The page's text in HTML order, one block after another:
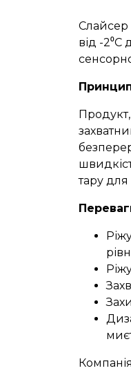
Слайсер
від -2⁰С
тару для